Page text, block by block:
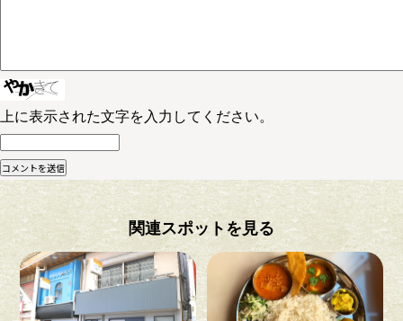
上に表示された文字を入力してください。
関連スポットを見る